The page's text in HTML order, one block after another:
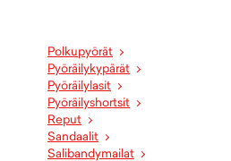
Polkupyörät
Pyöräilykypärät
Pyöräilylasit
Pyöräilyshortsit
Reput
Sandaalit
Salibandymailat